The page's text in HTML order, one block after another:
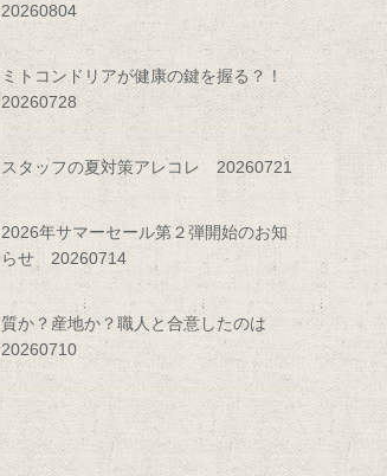
20260804
ミトコンドリアが健康の鍵を握る？！
20260728
スタッフの夏対策アレコレ 20260721
2026年サマーセール第２弾開始のお知
らせ 20260714
質か？産地か？職人と合意したのは
20260710